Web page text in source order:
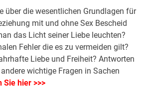
über die wesentlichen Grundlagen für
mit und ohne Sex Bescheid
das Licht seiner Liebe leuchten?
Fehler die es zu vermeiden gilt?
Liebe und Freiheit? Antworten
wichtige Fragen in Sachen
Sie hier >>>